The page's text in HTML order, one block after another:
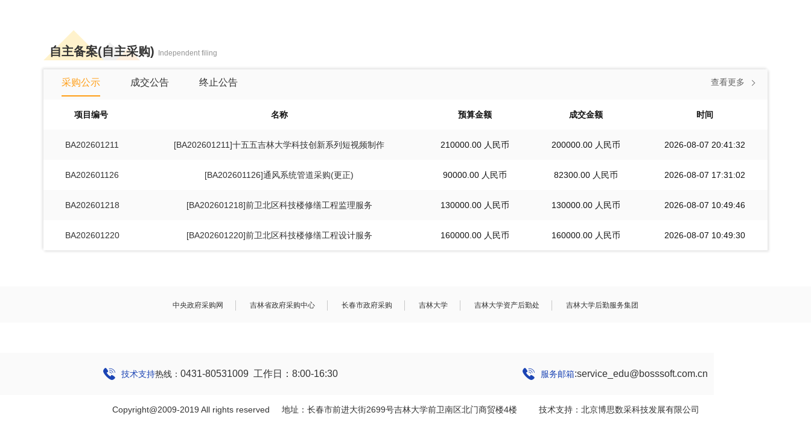
自主备案(自主采购) Independent filing
采购公示 成交公告 终止公告 查看更多
项目编号 名称 预算金额 成交金额 时间
BA202601211 [BA202601211]十五五吉林大学科技创新系列短视频制作 210000.00 人民币 200000.00 人民币 2026-08-07 20:41:32
BA202601126 [BA202601126]通风系统管道采购(更正) 90000.00 人民币 82300.00 人民币 2026-08-07 17:31:02
BA202601218 [BA202601218]前卫北区科技楼修缮工程监理服务 130000.00 人民币 130000.00 人民币 2026-08-07 10:49:46
BA202601220 [BA202601220]前卫北区科技楼修缮工程设计服务 160000.00 人民币 160000.00 人民币 2026-08-07 10:49:30
中央政府采购网 吉林省政府采购中心 长春市政府采购 吉林大学 吉林大学资产后勤处 吉林大学后勤服务集团
技术支持热线：0431-80531009 工作日：8:00-16:30 服务邮箱
Copyright@2009-2019 All rights reserved 地址：长春市前进大街2699号吉林大学前卫南区北门商贸楼4楼 技术支持： 北京博思数采科技发展有限公司